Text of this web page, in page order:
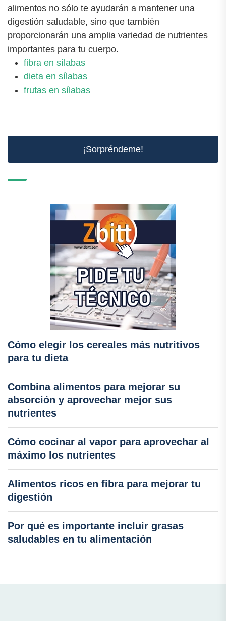
alimentos no sólo te ayudarán a mantener una
digestión saludable, sino que también
proporcionarán una amplia variedad de nutrientes
importantes para tu cuerpo.
fibra en sílabas
dieta en sílabas
frutas en sílabas
¡Sorpréndeme!
Cómo elegir los cereales más nutritivos
para tu dieta
Combina alimentos para mejorar su
absorción y aprovechar mejor sus
nutrientes
Cómo cocinar al vapor para aprovechar al
máximo los nutrientes
Alimentos ricos en fibra para mejorar tu
digestión
Por qué es importante incluir grasas
saludables en tu alimentación